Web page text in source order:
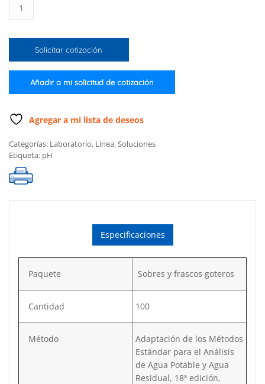
en
a
°
FDA,
500
mL
cantidad
Solicitar cotización
Añadir a mi solicitud de cotización
Agregar a mi lista de deseos
Categorías: Laboratorio, Línea,Soluciones
Etiqueta: pH
Especificaciones
Paquete Sobres y frascos goteros
Cantidad 100
Método
Adaptación de los Métodos
Estándar para el Análisis
de Agua Potable y Agua
Residual, 18ª edición,